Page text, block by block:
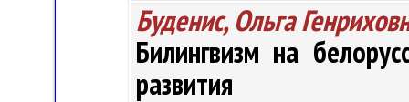
Буденис, Ольга
Билингвизм на
развития